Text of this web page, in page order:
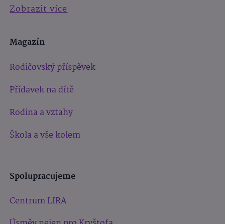
Zobrazit více
Magazín
Rodičovský příspěvek
Přídavek na dítě
Rodina a vztahy
Škola a vše kolem
Spolupracujeme
Centrum LIRA